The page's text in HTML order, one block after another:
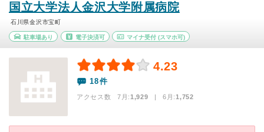
国立大学法人金沢大学附属病院
石川県金沢市宝町
駐車場あり 電子決済可 マイナ受付 (スマホ可)
4.23
18件
アクセス数 7月:1,929 | 6月:1,752